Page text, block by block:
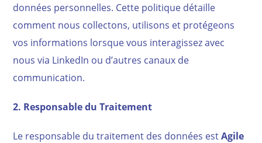
données personnelles. Cette politique détaille
comment nous collectons, utilisons et protégeons
vos informations lorsque vous interagissez avec
nous via LinkedIn ou d’autres canaux de
communication.
2. Responsable du Traitement
Le responsable du traitement des données estAgile